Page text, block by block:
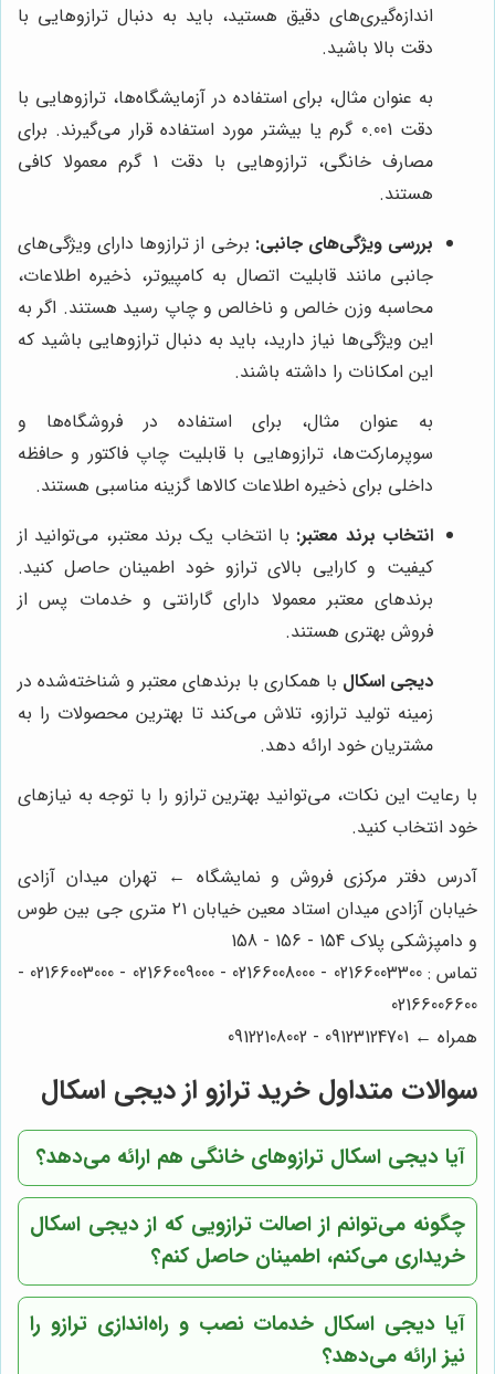
اندازه‌گیری‌های دقیق هستید، باید به دنبال ترازوهایی با
دقت بالا باشید.
به عنوان مثال، برای استفاده در آزمایشگاه‌ها، ترازوهایی با
دقت 0.001 گرم یا بیشتر مورد استفاده قرار می‌گیرند. برای
مصارف خانگی، ترازوهایی با دقت 1 گرم معمولا کافی
هستند.
بررسی ویژگی‌های جانبی: برخی از ترازوها دارای ویژگی‌های
جانبی مانند قابلیت اتصال به کامپیوتر، ذخیره اطلاعات،
محاسبه وزن خالص و ناخالص و چاپ رسید هستند. اگر به
این ویژگی‌ها نیاز دارید، باید به دنبال ترازوهایی باشید که
این امکانات را داشته باشند.
به عنوان مثال، برای استفاده در فروشگاه‌ها و
سوپرمارکت‌ها، ترازوهایی با قابلیت چاپ فاکتور و حافظه
داخلی برای ذخیره اطلاعات کالاها گزینه مناسبی هستند.
انتخاب برند معتبر: با انتخاب یک برند معتبر، می‌توانید از
کیفیت و کارایی بالای ترازو خود اطمینان حاصل کنید.
برندهای معتبر معمولا دارای گارانتی و خدمات پس از
فروش بهتری هستند.
دیجی اسکال با همکاری با برندهای معتبر و شناخته‌شده در
زمینه تولید ترازو، تلاش می‌کند تا بهترین محصولات را به
مشتریان خود ارائه دهد.
با رعایت این نکات، می‌توانید بهترین ترازو را با توجه به نیازهای
خود انتخاب کنید.
آدرس دفتر مرکزی فروش و نمایشگاه ← تهران میدان آزادی
خیابان آزادی میدان استاد معین خیابان ۲۱ متری جی بین طوس
و دامپزشکی پلاک 154 - 156 - 158
تماس : 02166003300 - 02166008000 - 02166009000 - 02166003000 -
02166006600
همراه ← 09123124701 - 09122108002
سوالات متداول خرید ترازو از دیجی اسکال
آیا دیجی اسکال ترازوهای خانگی هم ارائه می‌دهد؟
چگونه می‌توانم از اصالت ترازویی که از دیجی اسکال
خریداری می‌کنم، اطمینان حاصل کنم؟
آیا دیجی اسکال خدمات نصب و راه‌اندازی ترازو را
نیز ارائه می‌دهد؟